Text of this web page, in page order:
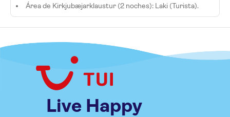
Área de Kirkjubæjarklaustur (2 noches): Laki (Turista).
Live Happy